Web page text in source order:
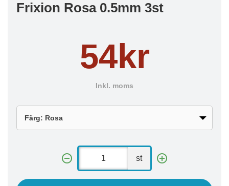
Frixion Rosa 0.5mm 3st
54kr
Inkl. moms
st